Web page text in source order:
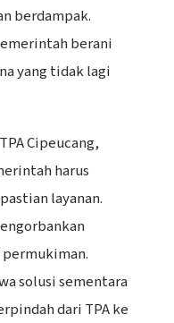
berdampak.
berani
yang tidak lagi
Cipeucang,
harus
layanan.
solusi sementara
dari TPA ke